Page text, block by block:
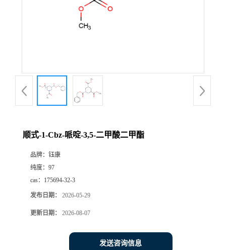
顺式-1-Cbz-哌啶-3,5-二甲酸二甲酯
品牌： 钰康
纯度： 97
cas： 175694-32-3
发布日期： 2026-05-29
更新日期： 2026-08-07
发送咨询信息